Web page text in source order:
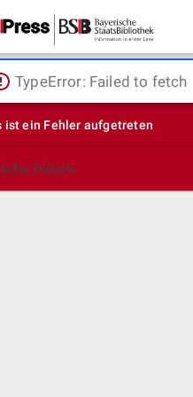
TypeError: Failed to fetch
ist ein Fehler aufgetreten
Details